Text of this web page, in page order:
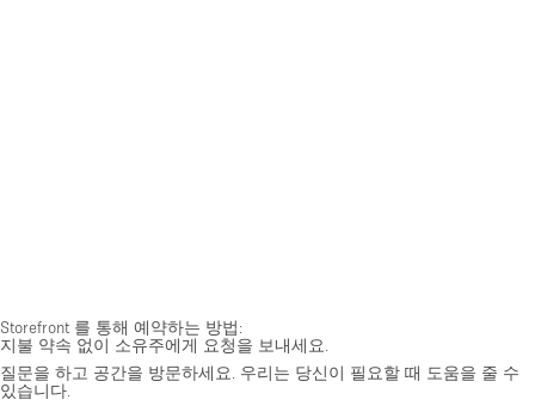
Storefront 를 통해 예약하는 방법:
지불 약속 없이 소유주에게 요청을 보내세요.
질문을 하고 공간을 방문하세요. 우리는 당신이 필요할 때 도움을 줄 수
있습니다.